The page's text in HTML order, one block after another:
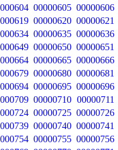
00000605 00000606
00000620 00000621
00000635 00000636
00000650 00000651
00000665 00000666
00000680 00000681
00000695 00000696
00000710 00000711
00000725 00000726
00000740 00000741
00000755 00000756